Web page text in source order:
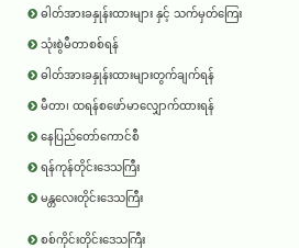
ဓါတ်အားခနှုန်းထားများ နှင့် သက်မှတ်ကြေး
သုံးစွဲမီတာစစ်ရန်
ဓါတ်အားခနှုန်းထားများတွက်ချက်ရန်
မီတာ၊ ထရန်စဖော်မာလျှောက်ထားရန်
နေပြည်တော်ကောင်စီ
ရန်ကုန်တိုင်းဒေသကြီး
မန္တလေးတိုင်းဒေသကြီး
စစ်ကိုင်းတိုင်းဒေသကြီး